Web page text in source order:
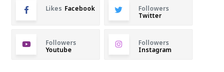
Likes Facebook
Followers
Twitter
Followers
Youtube
Followers
Instagram